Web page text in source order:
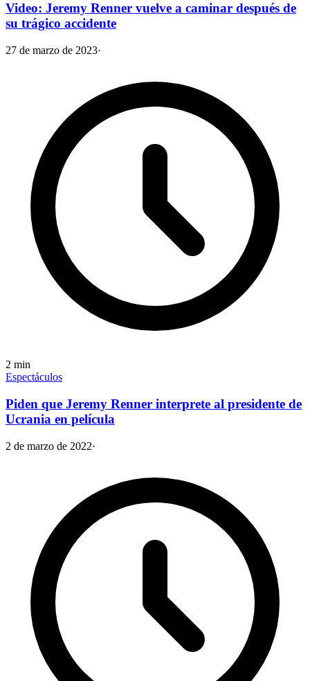
Video: Jeremy Renner vuelve a caminar después de
su trágico accidente
27 de marzo de 2023·
2 min
Espectáculos
Piden que Jeremy Renner interprete al presidente de
Ucrania en película
2 de marzo de 2022·